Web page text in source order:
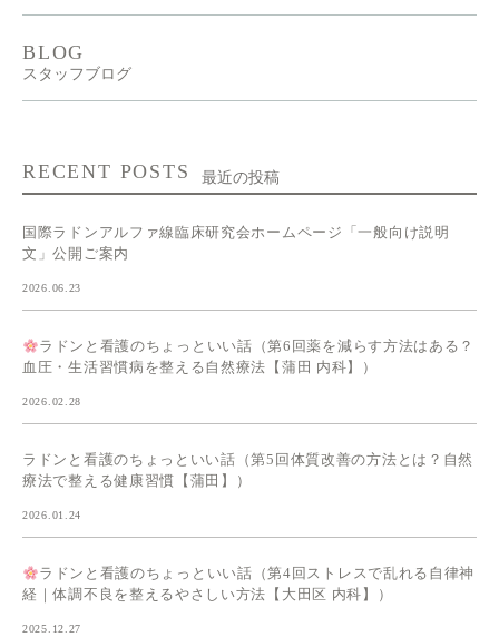
BLOG
スタッフブログ
RECENT POSTS 最近の投稿
国際ラドンアルファ線臨床研究会ホームページ「一般向け説明
文」公開ご案内
2026.06.23
ラドンと看護のちょっといい話（第6回薬を減らす方法はある？
血圧・生活習慣病を整える自然療法【蒲田 内科】）
2026.02.28
ラドンと看護のちょっといい話（第5回体質改善の方法とは？自然
療法で整える健康習慣【蒲田】）
2026.01.24
ラドンと看護のちょっといい話（第4回ストレスで乱れる自律神
経｜体調不良を整えるやさしい方法【大田区 内科】）
2025.12.27